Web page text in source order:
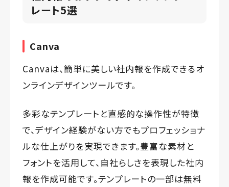
レート5選
Canva
Canvaは、簡単に美しい社内報を作成できるオ
ンラインデザインツールです。
多彩なテンプレートと直感的な操作性が特徴
で、デザイン経験がない方でもプロフェッショナ
ルな仕上がりを実現できます。豊富な素材と
フォントを活用して、自社らしさを表現した社内
報を作成可能です。テンプレートの一部は無料